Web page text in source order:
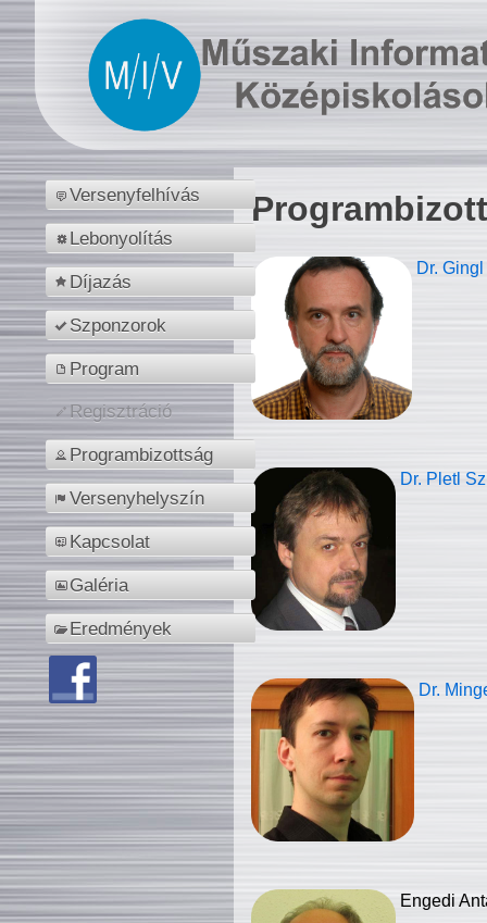
Versenyfelhívás
Lebonyolítás
Díjazás
Szponzorok
Program
Regisztráció
Programbizottság
Versenyhelyszín
Kapcsolat
Galéria
Eredmények
Dr.
Dr. Pletl
Dr.
Engedi